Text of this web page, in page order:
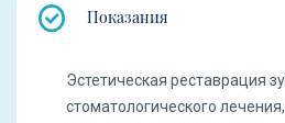
Показания
Эстетическая реставрация
стоматологического